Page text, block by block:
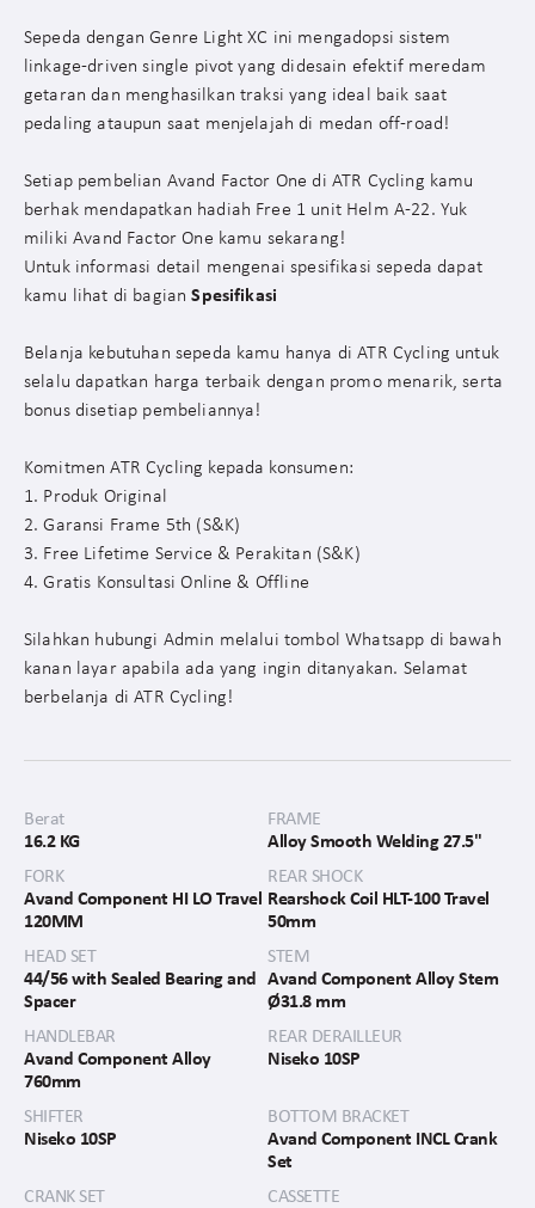
Sepeda dengan Genre Light XC ini mengadopsi sistem
linkage-driven single pivot yang didesain efektif meredam
getaran dan menghasilkan traksi yang ideal baik saat
pedaling ataupun saat menjelajah di medan off-road!
Setiap pembelian Avand Factor One di ATR Cycling kamu
berhak mendapatkan hadiah Free 1 unit Helm A-22. Yuk
miliki Avand Factor One kamu sekarang!
Untuk informasi detail mengenai spesifikasi sepeda dapat
kamu lihat di bagianSpesifikasi
Belanja kebutuhan sepeda kamu hanya di ATR Cycling untuk
selalu dapatkan harga terbaik dengan promo menarik, serta
bonus disetiap pembeliannya!
Komitmen ATR Cycling kepada konsumen:
1. Produk Original
2. Garansi Frame 5th (S&K)
3. Free Lifetime Service & Perakitan (S&K)
4. Gratis Konsultasi Online & Offline
Silahkan hubungi Admin melalui tombol Whatsapp di bawah
kanan layar apabila ada yang ingin ditanyakan. Selamat
berbelanja di ATR Cycling!
Berat
16.2 KG
FRAME
Alloy Smooth Welding 27.5"
FORK
Avand Component HI LO Travel
120MM
REAR SHOCK
Rearshock Coil HLT-100 Travel
50mm
HEAD SET
44/56 with Sealed Bearing and
Spacer
STEM
Avand Component Alloy Stem
Ø31.8 mm
HANDLEBAR
Avand Component Alloy
760mm
REAR DERAILLEUR
Niseko 10SP
SHIFTER
Niseko 10SP
BOTTOM BRACKET
Avand Component INCL Crank
Set
CRANK SET
CASSETTE